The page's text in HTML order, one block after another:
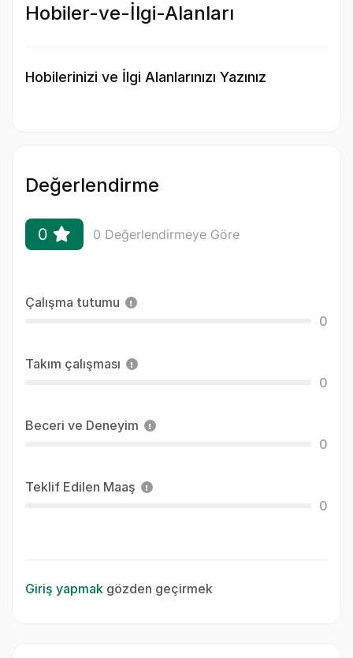
Hobiler-ve-İlgi-Alanları
Hobilerinizi ve İlgi Alanlarınızı Yazınız
Değerlendirme
0 0 Değerlendirmeye Göre
Çalışma tutumu
0
Takım çalışması
0
Beceri ve Deneyim
0
Teklif Edilen Maaş
0
Giriş yapmak gözden geçirmek